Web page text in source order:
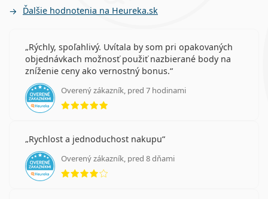
Ďalšie hodnotenia na Heureka.sk
Rýchly, spoľahlivý. Uvítala by som pri opakovaných
objednávkach možnosť použiť nazbierané body na
zníženie ceny ako vernostný bonus.
Overený zákazník, pred 7 hodinami
hodnotenie 5 z 5
Rychlost a jednoduchost nakupu
Overený zákazník, pred 8 dňami
hodnotenie 4 z 5